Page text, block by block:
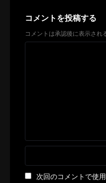
コメントを投稿する
コメントは承認後に表示され
次回のコメントで使